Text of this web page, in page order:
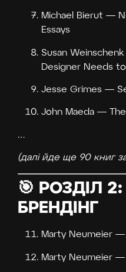
Michael Bierut —
Essays
Susan
Designer Needs
Jesse Grimes —
John Maeda —
…
(далі йде ще 90 книг
🎯 РОЗДІЛ
БРЕНДІНГ
Marty Neumeier —
Marty Neumeier —